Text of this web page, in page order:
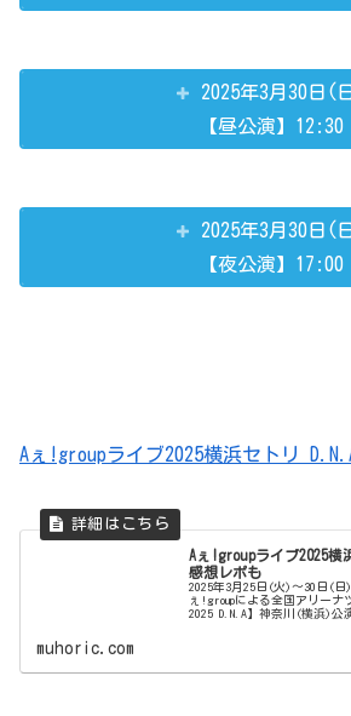
2025年3月30日(
【昼公演】12:30
2025年3月30日(
【夜公演】17:00
Aぇ!groupライブ2025横浜セトリ
Aぇ!groupライブ2025
感想レポも
2025年3月25日(火)～30日(日
ぇ!groupによる全国アリーナ
2025 D.N.A】神奈川(横浜)公
muhoric.com